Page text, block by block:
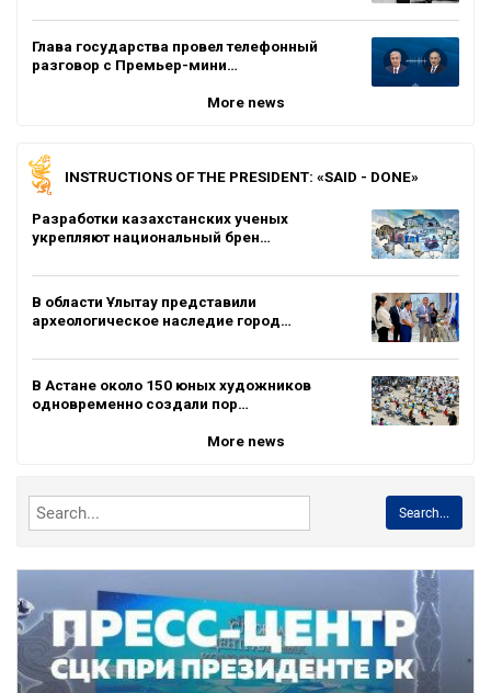
Глава государства провел телефонный
разговор с Премьер-мини…
More news
INSTRUCTIONS OF THE PRESIDENT: «SAID - DONE»
Разработки казахстанских ученых
укрепляют национальный брен…
В области Ұлытау представили
археологическое наследие город…
В Астане около 150 юных художников
одновременно создали пор…
More news
Search...